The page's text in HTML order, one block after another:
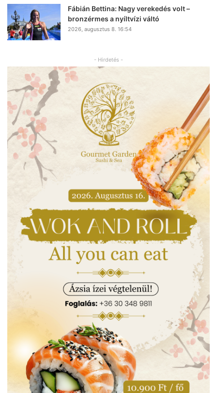
Fábián Bettina: Nagy verekedés volt –
bronzérmes a nyíltvízi váltó
2026, augusztus 8. 16:54
- Hirdetés -